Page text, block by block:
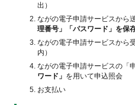
出）
ながの電子申請サービスから
理番号」「パスワード」を保
ながの電子申請サービスから
内）
ながの電子申請サービスの「
ワード」 を用いて申込照会
お支払い